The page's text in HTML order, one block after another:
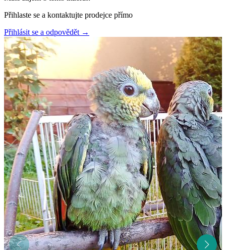
Přihlaste se a kontaktujte prodejce přímo
Přihlásit se a odpovědět →